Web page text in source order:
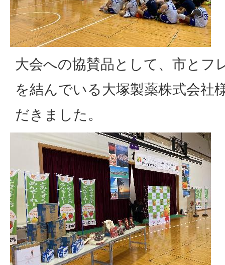
大会への協賛品として、市とフ
を結んでいる大塚製薬株式会社
だきました。